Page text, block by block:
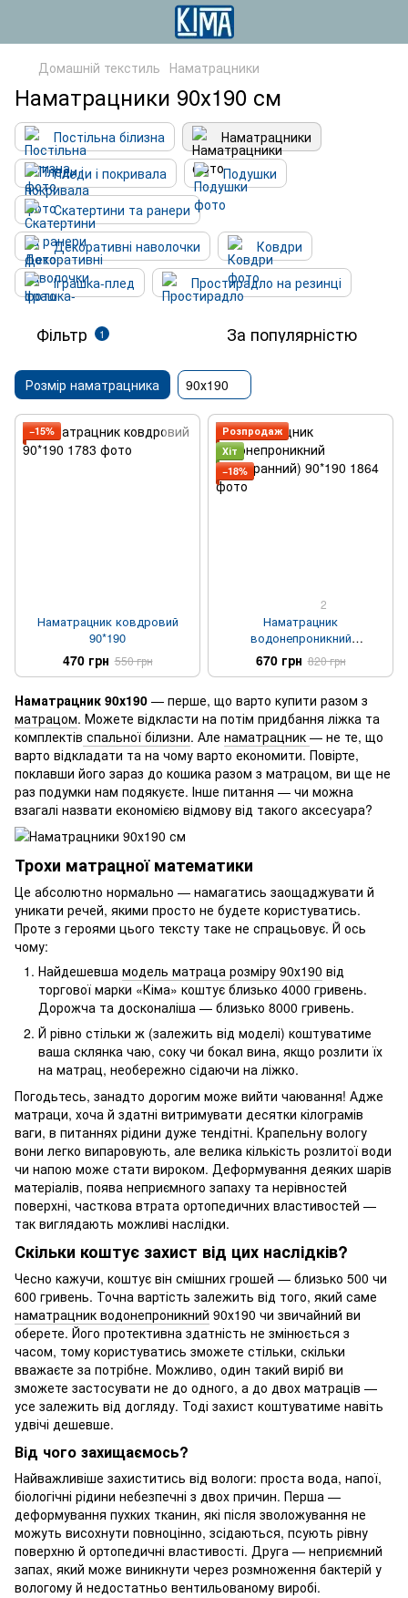
Домашній текстиль Наматрацники
Наматрацники 90х190 см
Постільна білизна
Наматрацники
Пледи і покривала
Подушки
Скатертини та ранери
Декоративні наволочки
Ковдри
Іграшка-плед
Простирадло на резинці
Фільтр 1 За популярністю
Розмір наматрацника 90х190
−15%
Наматрацник ковдровий
90*190
470 грн 550 грн
Розпродаж
Хіт
−18%
2
Наматрацник
водонепроникний
(мембранний) 90*190
670 грн 820 грн
Наматрацник 90х190 — перше, що варто купити разом з
матрацом. Можете відкласти на потім придбання ліжка та
комплектів спальної білизни. Але наматрацник — не те, що
варто відкладати та на чому варто економити. Повірте,
поклавши його зараз до кошика разом з матрацом, ви ще не
раз подумки нам подякуєте. Інше питання — чи можна
взагалі назвати економією відмову від такого аксесуара?
Трохи матрацної математики
Це абсолютно нормально — намагатись заощаджувати й
уникати речей, якими просто не будете користуватись.
Проте з героями цього тексту таке не спрацьовує. Й ось
чому:
Найдешевша модель матраца розміру 90х190 від
торгової марки «Кіма» коштує близько 4000 гривень.
Дорожча та досконаліша — близько 8000 гривень.
Й рівно стільки ж (залежить від моделі) коштуватиме
ваша склянка чаю, соку чи бокал вина, якщо розлити їх
на матрац, необережно сідаючи на ліжко.
Погодьтесь, занадто дорогим може вийти чаювання! Адже
матраци, хоча й здатні витримувати десятки кілограмів
ваги, в питаннях рідини дуже тендітні. Крапельну вологу
вони легко випаровують, але велика кількість розлитої води
чи напою може стати вироком. Деформування деяких шарів
матеріалів, поява неприємного запаху та нерівностей
поверхні, часткова втрата ортопедичних властивостей —
так виглядають можливі наслідки.
Скільки коштує захист від цих наслідків?
Чесно кажучи, коштує він смішних грошей — близько 500 чи
600 гривень. Точна вартість залежить від того, який саме
наматрацник водонепроникний 90х190 чи звичайний ви
оберете. Його протективна здатність не змінюється з
часом, тому користуватись зможете стільки, скільки
вважаєте за потрібне. Можливо, один такий виріб ви
зможете застосувати не до одного, а до двох матраців —
усе залежить від догляду. Тоді захист коштуватиме навіть
удвічі дешевше.
Від чого захищаємось?
Найважливіше захиститись від вологи: проста вода, напої,
біологічні рідини небезпечні з двох причин. Перша —
деформування пухких тканин, які після зволожування не
можуть висохнути повноцінно, зсідаються, псують рівну
поверхню й ортопедичні властивості. Друга — неприємний
запах, який може виникнути через розмноження бактерій у
вологому й недостатньо вентильованому виробі.